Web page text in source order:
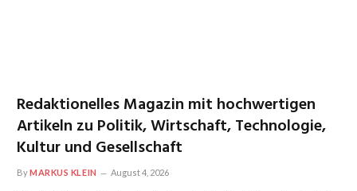
Redaktionelles Magazin mit hochwertigen
Artikeln zu Politik, Wirtschaft, Technologie,
Kultur und Gesellschaft
ByMARKUS KLEIN August 4, 2026